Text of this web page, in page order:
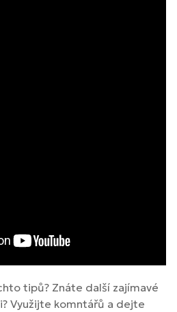
tipů? Znáte další zajímavé
Využijte komntářů a dejte